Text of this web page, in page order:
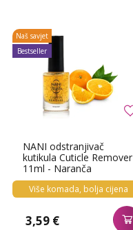
NANI odstranjivač
kutikula Cuticle Remover
11ml - Naranča
Više komada, bolja cijena
3,59 €
Naš savjet
Bestseller